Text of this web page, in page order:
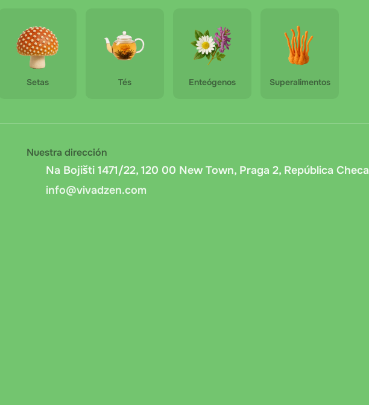
Setas Tés Enteógenos Superalimentos
Nuestra dirección
Na Bojišti 1471/22, 120 00 New Town, Praga 2, República Checa
info@vivadzen.com